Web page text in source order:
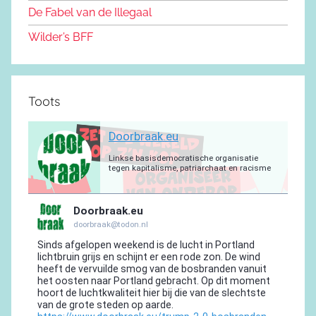
m
k
De Fabel van de Illegaal
Wilder’s BFF
Toots